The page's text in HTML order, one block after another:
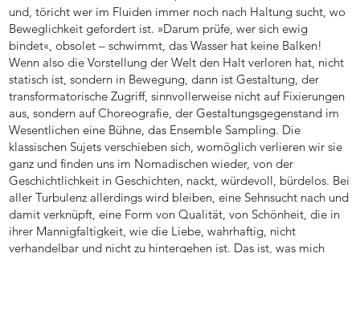
und, töricht wer im Fluiden immer noch nach Haltung sucht, wo
Beweglichkeit gefordert ist. »Darum prüfe, wer sich ewig
bindet«, obsolet – schwimmt, das Wasser hat keine Balken!
Wenn also die Vorstellung der Welt den Halt verloren hat, nicht
statisch ist, sondern in Bewegung, dann ist Gestaltung, der
transformatorische Zugriff, sinnvollerweise nicht auf Fixierungen
aus, sondern auf Choreografie, der Gestaltungsgegenstand im
Wesentlichen eine Bühne, das Ensemble Sampling. Die
klassischen Sujets verschieben sich, womöglich verlieren wir sie
ganz und finden uns im Nomadischen wieder, von der
Geschichtlichkeit in Geschichten, nackt, würdevoll, bürdelos. Bei
aller Turbulenz allerdings wird bleiben, eine Sehnsucht nach und
damit verknüpft, eine Form von Qualität, von Schönheit, die in
ihrer Mannigfaltigkeit, wie die Liebe, wahrhaftig, nicht
verhandelbar und nicht zu hintergehen ist. Das ist, was mich